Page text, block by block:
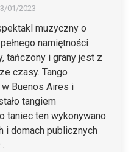
01/2023
muzyczny o
namiętności
tańczony i grany jest z
czasy. Tango
w Buenos Aires i
tangiem
taniec ten wykonywano
i domach publicznych